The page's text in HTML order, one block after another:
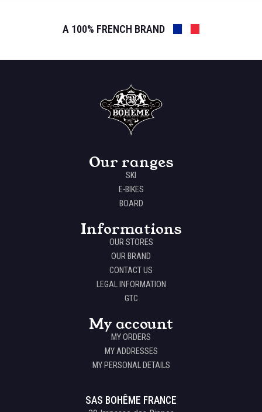
A 100% FRENCH BRAND
Our ranges
SKI
E-BIKES
BOARD
Informations
OUR STORES
OUR BRAND
CONTACT US
LEGAL INFORMATION
GTC
My account
MY ORDERS
MY ADDRESSES
MY PERSONAL DETAILS
SAS BOHÊME FRANCE